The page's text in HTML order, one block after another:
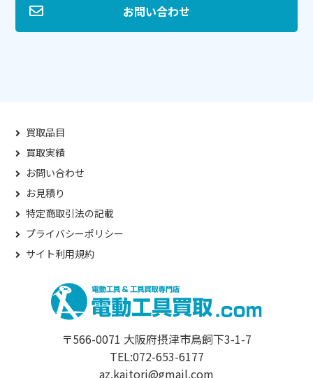
お問い合わせ
買取品目
買取実績
お問い合わせ
お見積り
特定商取引法の記載
プライバシーポリシー
サイト利用規約
〒566-0071 大阪府摂津市鳥飼下3-1-7
TEL:072-653-6177
az.kaitori@gmail.com